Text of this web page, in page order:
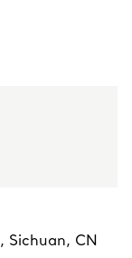
, Sichuan, CN